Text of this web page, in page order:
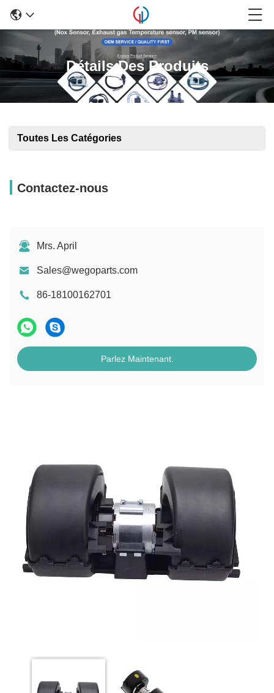
Détails Des Produits
Toutes Les Catégories
Contactez-nous
Mrs. April
Sales@wegoparts.com
86-18100162701
Parlez Maintenant.